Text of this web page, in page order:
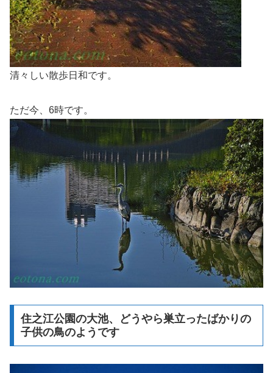
清々しい散歩日和です。
ただ今、6時です。
住之江公園の大池、どうやら巣立ったばかりの
子供の鳥のようです